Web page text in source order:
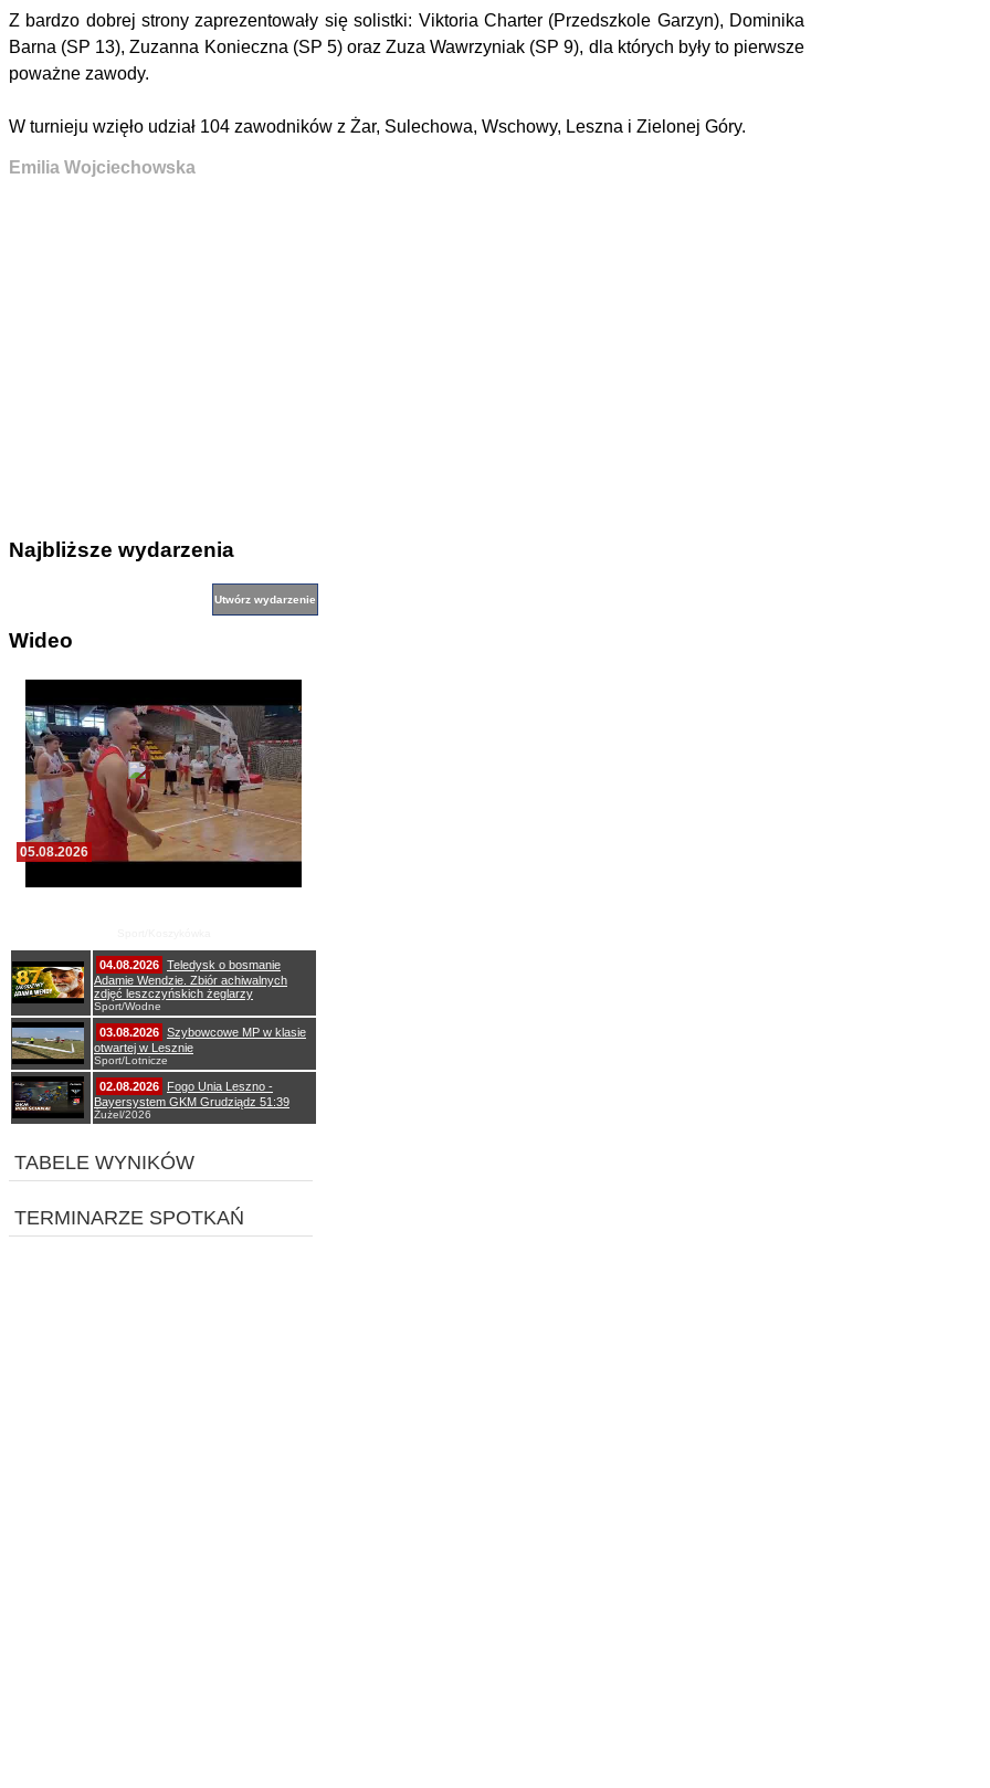
Z bardzo dobrej strony zaprezentowały się solistki: Viktoria Charter (Przedszkole Garzyn), Dominika
Barna (SP 13), Zuzanna Konieczna (SP 5) oraz Zuza Wawrzyniak (SP 9), dla których były to pierwsze
poważne zawody.
W turnieju wzięło udział 104 zawodników z Żar, Sulechowa, Wschowy, Leszna i Zielonej Góry.
Emilia Wojciechowska
Najbliższe wydarzenia
Wideo
05.08.2026
04.08.2026 Teledysk o bosmanie
Adamie Wendzie. Zbiór achiwalnych
zdjęć leszczyńskich żeglarzy
Sport/Wodne
03.08.2026 Szybowcowe MP w klasie
otwartej w Lesznie
Sport/Lotnicze
02.08.2026
Fogo Unia Leszno -
Bayersystem GKM Grudziądz 51:39
Żużel/2026
TABELE WYNIKÓW
TERMINARZE SPOTKAŃ